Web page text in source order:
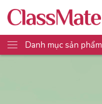
Danh mục sản phẩm